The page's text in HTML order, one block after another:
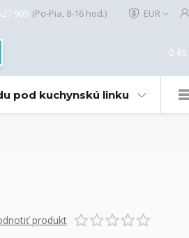
EUR
909 (Po-Pia, 8-16 hod.)
0 ks
pod kuchynskú linku
produkt